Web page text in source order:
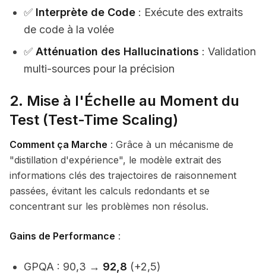
✅ Interprète de Code : Exécute des extraits
de code à la volée
✅ Atténuation des Hallucinations : Validation
multi-sources pour la précision
2. Mise à l'Échelle au Moment du
Test (Test-Time Scaling)
Comment ça Marche : Grâce à un mécanisme de
"distillation d'expérience", le modèle extrait des
informations clés des trajectoires de raisonnement
passées, évitant les calculs redondants et se
concentrant sur les problèmes non résolus.
Gains de Performance :
GPQA : 90,3 → 92,8 (+2,5)